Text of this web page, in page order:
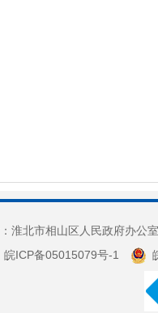
：淮北市相山区人民政府办
皖ICP备05015079号-1